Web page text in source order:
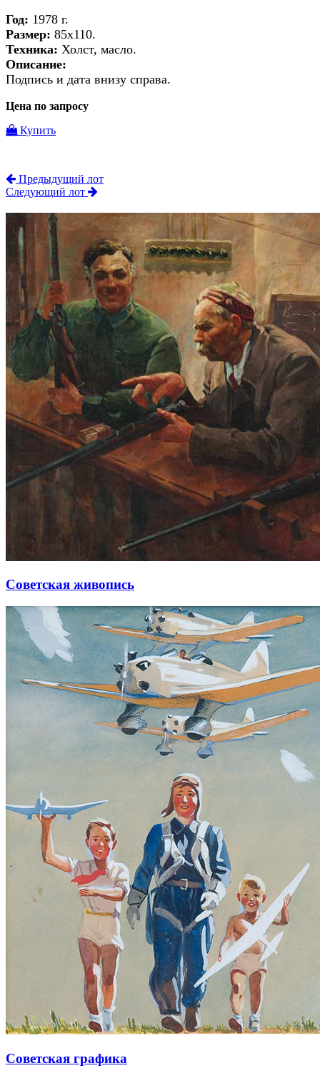
Год: 1978 г.
Размер: 85х110.
Техника: Холст, масло.
Описание:
Подпись и дата внизу справа.
Цена по запросу
Купить
Предыдущий лот
Следующий лот
Советская живопись
Советская графика